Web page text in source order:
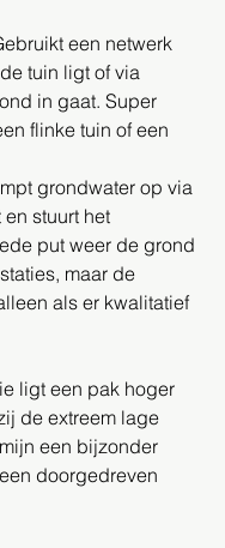
een netwerk
tuin ligt of via
in gaat. Super
flinke tuin of een
grondwater op via
stuurt het
put weer de grond
maar de
als er kwalitatief
ligt een pak hoger
de extreem lage
een bijzonder
doorgedreven